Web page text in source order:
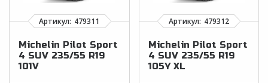
Michelin Pilot Sport
4 SUV 235/55 R19
101V
Michelin Pilot Sport
4 SUV 235/55 R19
105Y XL